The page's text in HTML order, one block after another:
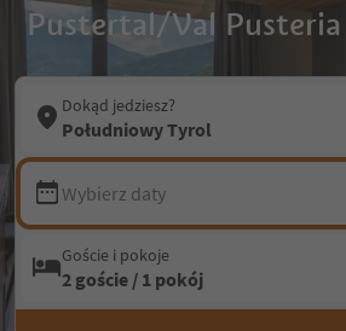
Pustertal/Val Pusteria
Dokąd jedziesz?
Południowy Tyrol
Wybierz daty
Goście i pokoje
2 goście / 1 pokój